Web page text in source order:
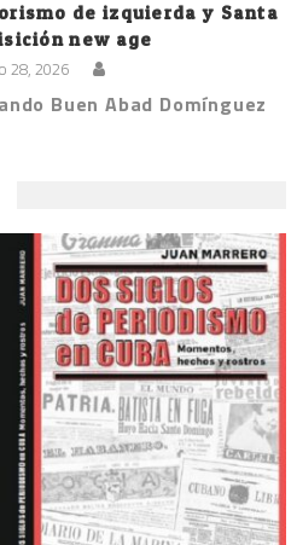
de izquierda y Santa
new age
28, 2026
Buen Abad Domínguez